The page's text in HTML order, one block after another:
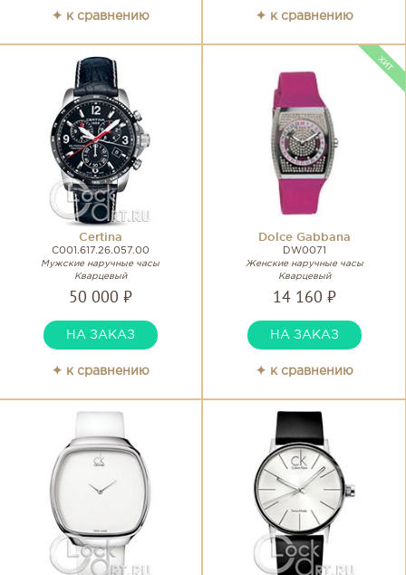
✦ к сравнению ✦ к сравнению
Certina
C001.617.26.057.00
Мужские наручные часы
Кварцевый
50 000 ₽
НА ЗАКАЗ
✦ к сравнению
Dolce Gabbana
DW0071
Женские наручные часы
Кварцевый
14 160 ₽
НА ЗАКАЗ
✦ к сравнению